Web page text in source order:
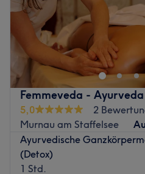
Femmeveda -
5,0
2
Murnau am Staffelsee
Ayurvedische
(Detox)
1 Std.